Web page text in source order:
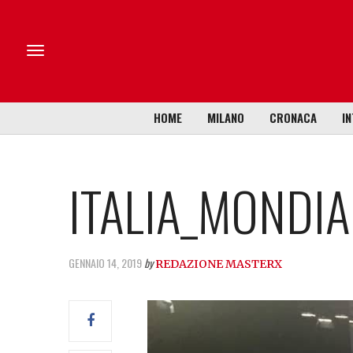
HOME MILANO CRONACA
GENNAIO 14, 2019by REDAZIONE MASTERX